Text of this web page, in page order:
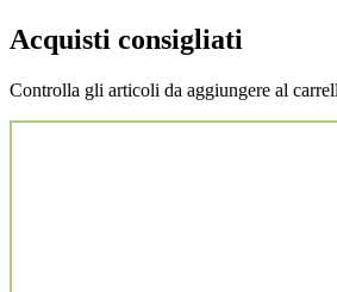
Acquisti consigliati
Controlla gli articoli da aggiungere al